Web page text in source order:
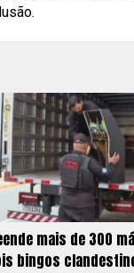
mais de 300
bingos